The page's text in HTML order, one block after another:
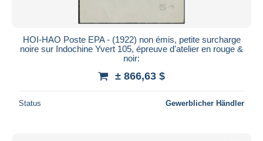
HOI-HAO Poste EPA - (1922) non émis, petite surcharge
noire sur Indochine Yvert 105, épreuve d'atelier en rouge &
noir:
± 866,63 $
Status Gewerblicher Händler